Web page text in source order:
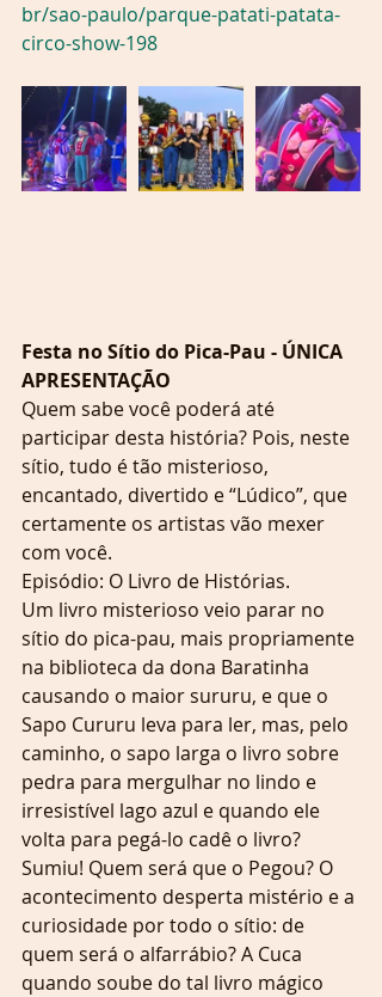
br/sao-paulo/parque-patati-patata-
circo-show-198
Festa no Sítio do Pica-Pau - ÚNICA
APRESENTAÇÃO
Quem sabe você poderá até
participar desta história? Pois, neste
sítio, tudo é tão misterioso,
encantado, divertido e “Lúdico”, que
certamente os artistas vão mexer
com você.
Episódio: O Livro de Histórias.
Um livro misterioso veio parar no
sítio do pica-pau, mais propriamente
na biblioteca da dona Baratinha
causando o maior sururu, e que o
Sapo Cururu leva para ler, mas, pelo
caminho, o sapo larga o livro sobre
pedra para mergulhar no lindo e
irresistível lago azul e quando ele
volta para pegá-lo cadê o livro?
Sumiu! Quem será que o Pegou? O
acontecimento desperta mistério e a
curiosidade por todo o sítio: de
quem será o alfarrábio? A Cuca
quando soube do tal livro mágico